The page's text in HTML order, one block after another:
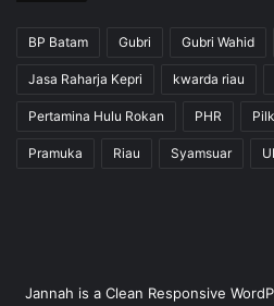
BP Batam Gubri Gubri Wahid
Jasa Raharja Kepri kwarda riau
Pertamina Hulu Rokan PHR
Pramuka Riau Syamsuar
Jannah is a Clean Responsive